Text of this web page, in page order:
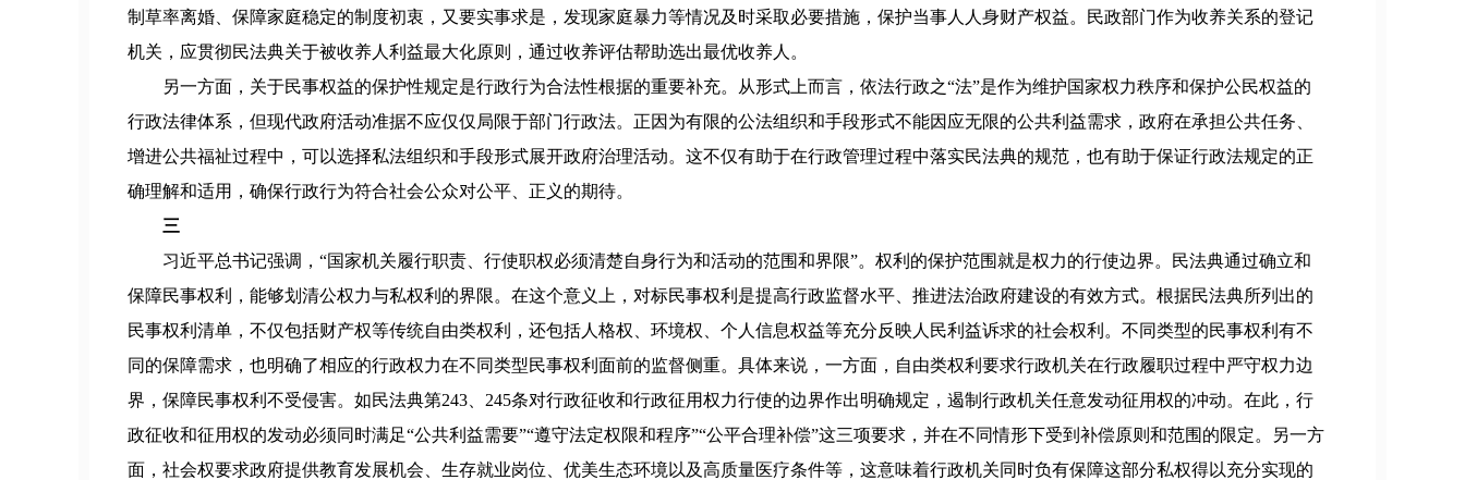
制草率离婚、保障家庭稳定的制度初衷，又要实事求是，发现家庭暴力等情况及时采取必要措施，保护当事人人身财产权益。民政部门作为收养关系的登记
机关，应贯彻民法典关于被收养人利益最大化原则，通过收养评估帮助选出最优收养人。
另一方面，关于民事权益的保护性规定是行政行为合法性根据的重要补充。从形式上而言，依法行政之“法”是作为维护国家权力秩序和保护公民权益的
行政法律体系，但现代政府活动准据不应仅仅局限于部门行政法。正因为有限的公法组织和手段形式不能因应无限的公共利益需求，政府在承担公共任务、
增进公共福祉过程中，可以选择私法组织和手段形式展开政府治理活动。这不仅有助于在行政管理过程中落实民法典的规范，也有助于保证行政法规定的正
确理解和适用，确保行政行为符合社会公众对公平、正义的期待。
三
习近平总书记强调，“国家机关履行职责、行使职权必须清楚自身行为和活动的范围和界限”。权利的保护范围就是权力的行使边界。民法典通过确立和
保障民事权利，能够划清公权力与私权利的界限。在这个意义上，对标民事权利是提高行政监督水平、推进法治政府建设的有效方式。根据民法典所列出的
民事权利清单，不仅包括财产权等传统自由类权利，还包括人格权、环境权、个人信息权益等充分反映人民利益诉求的社会权利。不同类型的民事权利有不
同的保障需求，也明确了相应的行政权力在不同类型民事权利面前的监督侧重。具体来说，一方面，自由类权利要求行政机关在行政履职过程中严守权力边
界，保障民事权利不受侵害。如民法典第243、245条对行政征收和行政征用权力行使的边界作出明确规定，遏制行政机关任意发动征用权的冲动。在此，行
政征收和征用权的发动必须同时满足“公共利益需要”“遵守法定权限和程序”“公平合理补偿”这三项要求，并在不同情形下受到补偿原则和范围的限定。另一方
面，社会权要求政府提供教育发展机会、生存就业岗位、优美生态环境以及高质量医疗条件等，这意味着行政机关同时负有保障这部分私权得以充分实现的